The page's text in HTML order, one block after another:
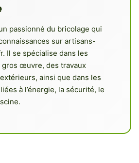
passionné du bricolage qui
sur artisans-
Il se spécialise dans les
gros œuvre, des travaux
ainsi que dans les
à l’énergie, la sécurité, le